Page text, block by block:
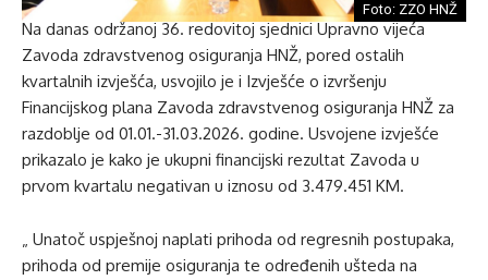
Foto: ZZO HNŽ
Na danas održanoj 36. redovitoj sjednici Upravno vijeća
Zavoda zdravstvenog osiguranja HNŽ, pored ostalih
kvartalnih izvješća, usvojilo je i Izvješće o izvršenju
Financijskog plana Zavoda zdravstvenog osiguranja HNŽ za
razdoblje od 01.01.-31.03.2026. godine. Usvojene izvješće
prikazalo je kako je ukupni financijski rezultat Zavoda u
prvom kvartalu negativan u iznosu od 3.479.451 KM.
„ Unatoč uspješnoj naplati prihoda od regresnih postupaka,
prihoda od premije osiguranja te određenih ušteda na